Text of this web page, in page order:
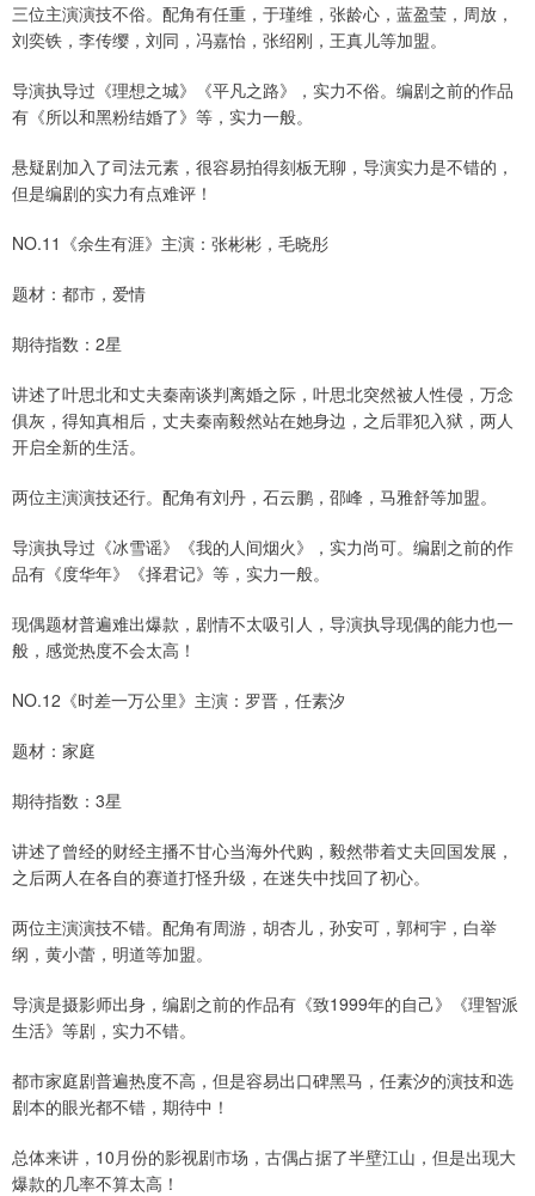
三位主演演技不俗。配角有任重，于瑾维，张龄心，蓝盈莹，周放，
刘奕铁，李传缨，刘同，冯嘉怡，张绍刚，王真儿等加盟。
导演执导过《理想之城》《平凡之路》，实力不俗。编剧之前的作品
有《所以和黑粉结婚了》等，实力一般。
悬疑剧加入了司法元素，很容易拍得刻板无聊，导演实力是不错的，
但是编剧的实力有点难评！
NO.11《余生有涯》主演：张彬彬，毛晓彤
题材：都市，爱情
期待指数：2星
讲述了叶思北和丈夫秦南谈判离婚之际，叶思北突然被人性侵，万念
俱灰，得知真相后，丈夫秦南毅然站在她身边，之后罪犯入狱，两人
开启全新的生活。
两位主演演技还行。配角有刘丹，石云鹏，邵峰，马雅舒等加盟。
导演执导过《冰雪谣》《我的人间烟火》，实力尚可。编剧之前的作
品有《度华年》《择君记》等，实力一般。
现偶题材普遍难出爆款，剧情不太吸引人，导演执导现偶的能力也一
般，感觉热度不会太高！
NO.12《时差一万公里》主演：罗晋，任素汐
题材：家庭
期待指数：3星
讲述了曾经的财经主播不甘心当海外代购，毅然带着丈夫回国发展，
之后两人在各自的赛道打怪升级，在迷失中找回了初心。
两位主演演技不错。配角有周游，胡杏儿，孙安可，郭柯宇，白举
纲，黄小蕾，明道等加盟。
导演是摄影师出身，编剧之前的作品有《致1999年的自己》《理智派
生活》等剧，实力不错。
都市家庭剧普遍热度不高，但是容易出口碑黑马，任素汐的演技和选
剧本的眼光都不错，期待中！
总体来讲，10月份的影视剧市场，古偶占据了半壁江山，但是出现大
爆款的几率不算太高！